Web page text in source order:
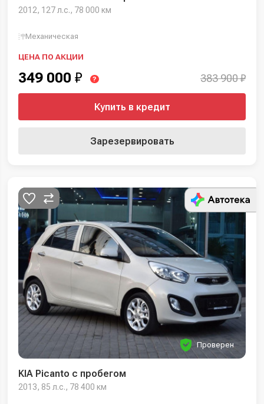
2012, 127 л.с., 78 000 км
Механическая
ЦЕНА ПО АКЦИИ
349 000 ₽ ? 383 900 ₽
Купить в кредит
Зарезервировать
Проверен
KIA Picanto с пробегом
2013, 85 л.с., 78 400 км